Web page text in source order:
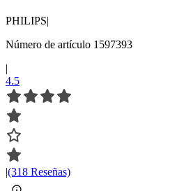
PHILIPS|
Número de artículo 1597393
|
4.5
|(318 Reseñas)